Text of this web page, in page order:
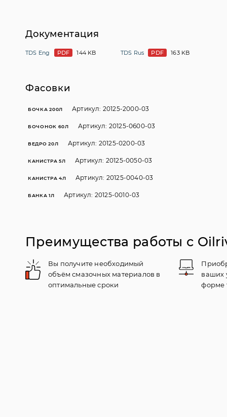
Документация
TDS Eng PDF 144 KB TDS Rus PDF 163 KB
Фасовки
БОЧКА 200Л Артикул: 20125-2000-03
БОЧОНОК 60Л Артикул: 20125-0600-03
ВЕДРО 20Л Артикул: 20125-0200-03
КАНИСТРА 5Л Артикул: 20125-0050-03
КАНИСТРА 4Л Артикул: 20125-0040-03
БАНКА 1Л Артикул: 20125-0010-03
Преимущества работы с
Вы получите необходимый
объём смазочных материалов в
оптимальные сроки
ваших
форме